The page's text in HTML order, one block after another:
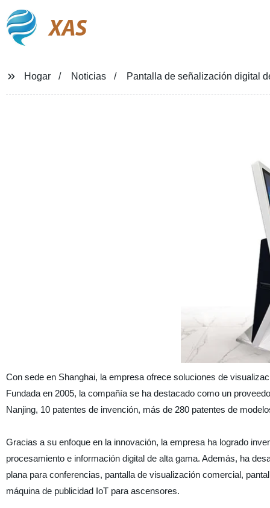
XAS
Hogar Noticias Pantalla de señalización digital
Con sede en Shanghai, la empresa ofrece soluciones de
Fundada en 2005, la compañía se ha destacado como un
Nanjing, 10 patentes de invención, más de 280 patentes de
Gracias a su enfoque en la innovación, la empresa ha logrado
procesamiento e información digital de alta gama. Además, ha
plana para conferencias, pantalla de visualización comercial,
máquina de publicidad IoT para ascensores.